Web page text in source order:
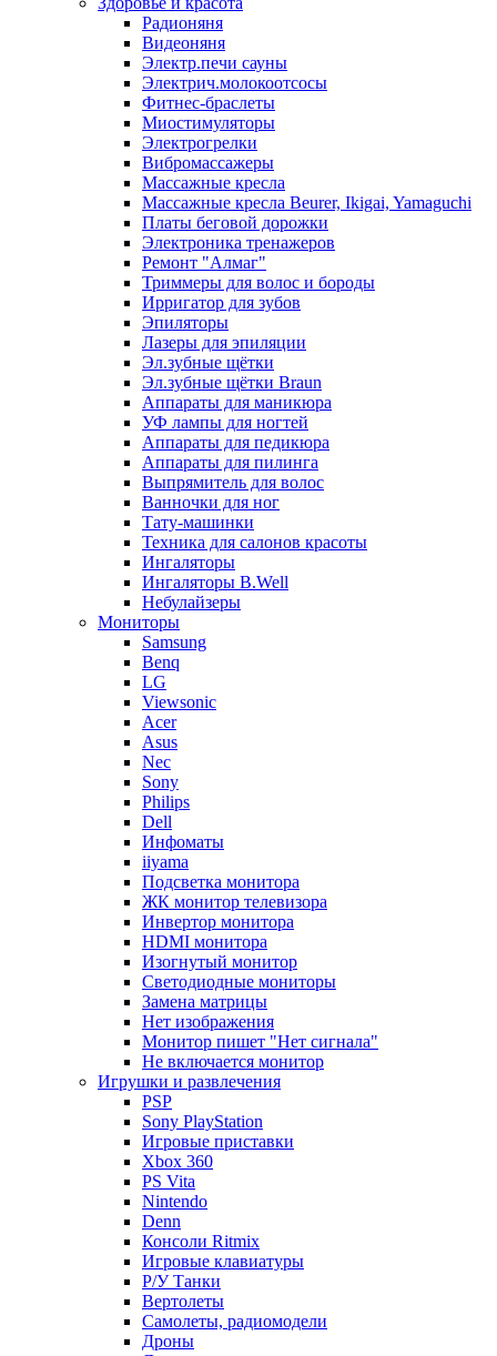
Радионяня
Видеоняня
Электр.печи сауны
Электрич.молокоотсосы
Фитнес-браслеты
Миостимуляторы
Электрогрелки
Вибромассажеры
Массажные кресла
Массажные кресла Beurer, Ikigai, Yamaguchi
Платы беговой дорожки
Электроника тренажеров
Ремонт "Алмаг"
Триммеры для волос и бороды
Ирригатор для зубов
Эпиляторы
Лазеры для эпиляции
Эл.зубные щётки
Эл.зубные щётки Braun
Аппараты для маникюра
УФ лампы для ногтей
Аппараты для педикюра
Аппараты для пилинга
Выпрямитель для волос
Ванночки для ног
Тату-машинки
Техника для салонов красоты
Ингаляторы
Ингаляторы B.Well
Небулайзеры
Мониторы
Samsung
Benq
LG
Viewsonic
Acer
Asus
Nec
Sony
Philips
Dell
Инфоматы
iiyama
Подсветка монитора
ЖК монитор телевизора
Инвертор монитора
HDMI монитора
Изогнутый монитор
Светодиодные мониторы
Замена матрицы
Нет изображения
Монитор пишет "Нет сигнала"
Не включается монитор
Игрушки и развлечения
PSP
Sony PlayStation
Игровые приставки
Xbox 360
PS Vita
Nintendo
Denn
Консоли Ritmix
Игровые клавиатуры
Р/У Танки
Вертолеты
Самолеты, радиомодели
Дроны